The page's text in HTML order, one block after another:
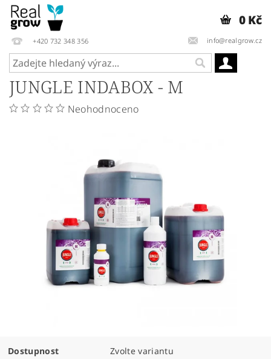
+420 732 348 356 info@realgrow.cz
0 Kč
JUNGLE INDABOX - M
Neohodnoceno
Dostupnost Zvolte variantu